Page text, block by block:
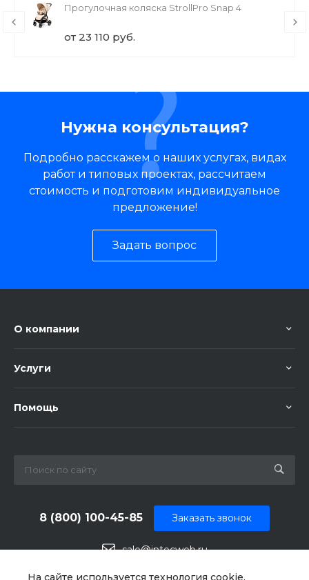
На сайте используется технология cookie,
Прогулочная коляска StrollPro Snap 4
от 23 110 руб.
Нужна консультация?
Подробно расскажем о наших услугах, видах
работ и типовых проектах, рассчитаем
стоимость и подготовим индивидуальное
предложение!
Задать вопрос
О компании
Услуги
Помощь
8 (800) 100-45-85
sale@intecweb.ru
Заказать звонок
г. Москва, ул. Люсиновская, д. 39